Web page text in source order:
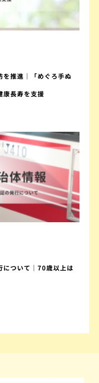
を推進｜「めぐろ手ぬ
康長寿を支援
について｜70歳以上は